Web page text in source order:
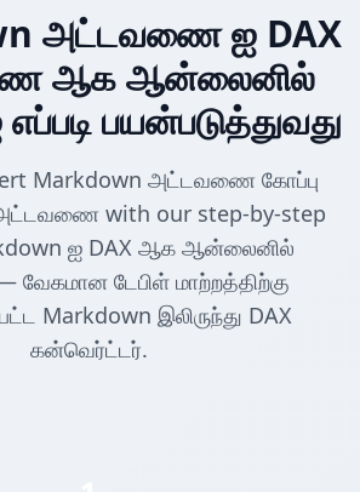
அட்டவணை ஐ DAX
ஆக ஆன்லைனில்
பயன்படுத்துவது
Markdown அட்டவணை கோப்பு
அட்டவணை with our step-by-step
ஐ DAX ஆக ஆன்லைனில்
வேகமான டேபிள் மாற்றத்திற்கு
Markdown இலிருந்து DAX
கன்வெர்ட்டர்.